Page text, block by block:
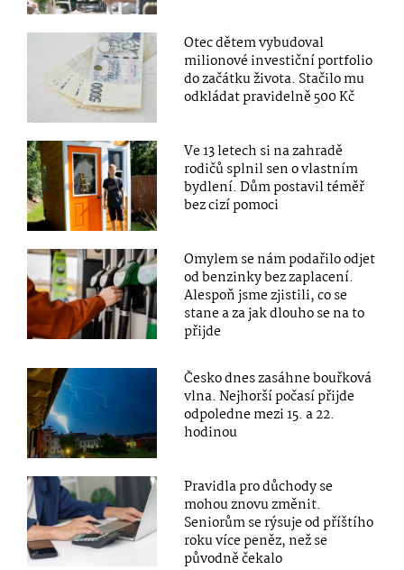
Otec dětem vybudoval
milionové investiční portfolio
do začátku života. Stačilo mu
odkládat pravidelně 500 Kč
Ve 13 letech si na zahradě
rodičů splnil sen o vlastním
bydlení. Dům postavil téměř
bez cizí pomoci
Omylem se nám podařilo odjet
od benzinky bez zaplacení.
Alespoň jsme zjistili, co se
stane a za jak dlouho se na to
přijde
Česko dnes zasáhne bouřková
vlna. Nejhorší počasí přijde
odpoledne mezi 15. a 22.
hodinou
Pravidla pro důchody se
mohou znovu změnit.
Seniorům se rýsuje od příštího
roku více peněz, než se
původně čekalo